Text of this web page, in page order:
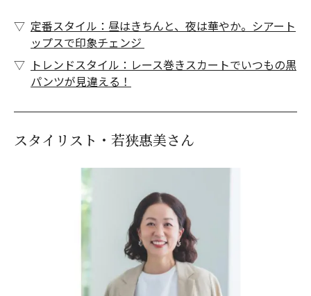
定番スタイル：昼はきちんと、夜は華やか。シアート
ップスで印象チェンジ
トレンドスタイル：レース巻きスカートでいつもの黒
パンツが見違える！
スタイリスト・若狭惠美さん